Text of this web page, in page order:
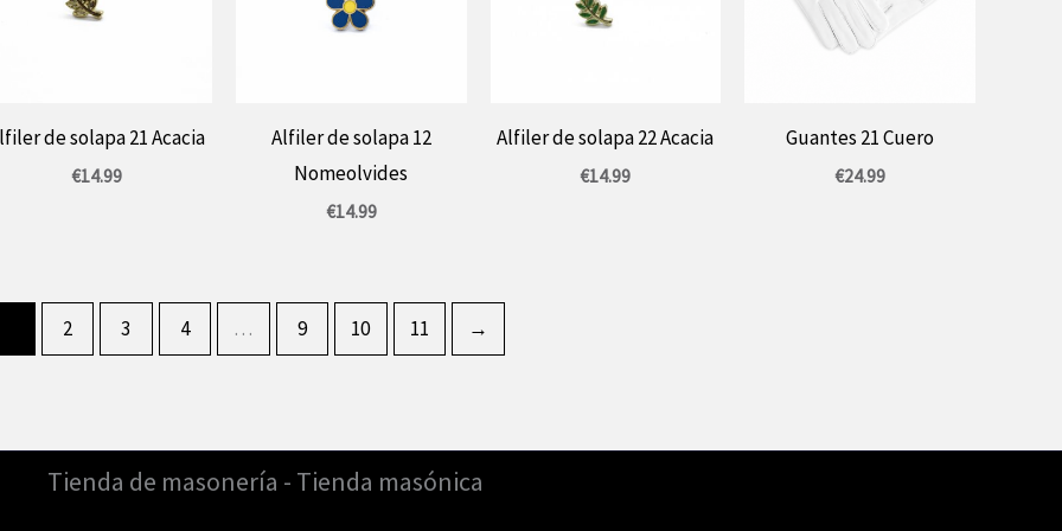
de solapa 21 Acacia
€14.99
Alfiler de solapa 12
Nomeolvides
€14.99
Alfiler de solapa 22 Acacia
€14.99
Guantes 21 Cuero
€24.99
2 3 4 … 9 10 11 →
Tienda de masonería - Tienda masónica